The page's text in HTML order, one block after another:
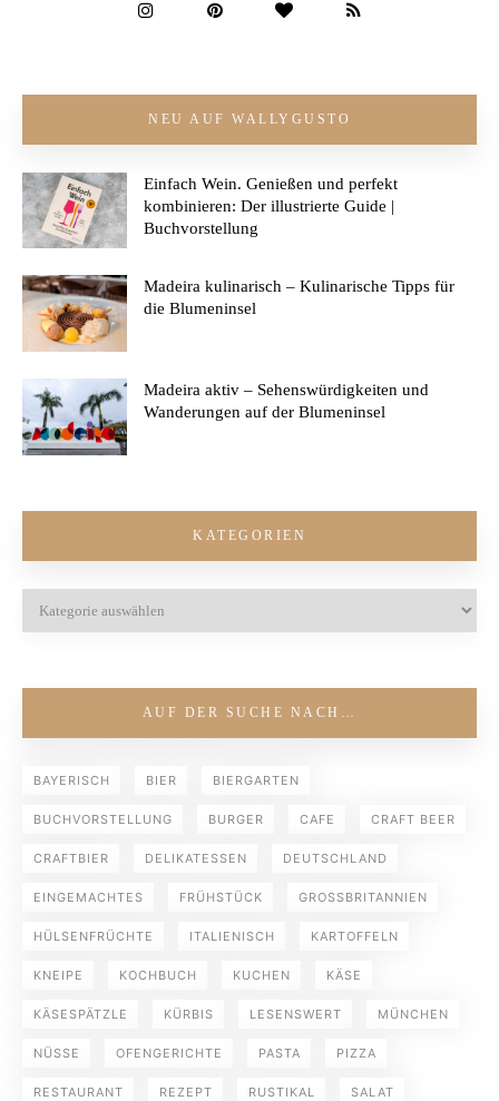
NEU AUF WALLYGUSTO
Einfach Wein. Genießen und perfekt
kombinieren: Der illustrierte Guide |
Buchvorstellung
Madeira kulinarisch – Kulinarische Tipps für
die Blumeninsel
Madeira aktiv – Sehenswürdigkeiten und
Wanderungen auf der Blumeninsel
KATEGORIEN
AUF DER SUCHE NACH…
BAYERISCH BIER BIERGARTEN
BUCHVORSTELLUNG BURGER CAFE CRAFT BEER
CRAFTBIER DELIKATESSEN DEUTSCHLAND
EINGEMACHTES FRÜHSTÜCK GROSSBRITANNIEN
HÜLSENFRÜCHTE ITALIENISCH KARTOFFELN
KNEIPE KOCHBUCH KUCHEN KÄSE
KÄSESPÄTZLE KÜRBIS LESENSWERT MÜNCHEN
NÜSSE OFENGERICHTE PASTA PIZZA
RESTAURANT REZEPT RUSTIKAL SALAT